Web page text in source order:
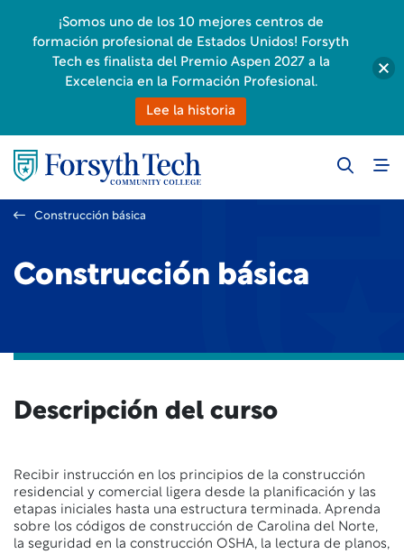
Construcción básica
Construcción básica
Descripción del curso
Recibir instrucción en los principios de la construcción
residencial y comercial ligera desde la planificación y las
etapas iniciales hasta una estructura terminada. Aprenda
sobre los códigos de construcción de Carolina del Norte,
la seguridad en la construcción OSHA, la lectura de planos,
¡Somos uno de los 10 mejores centros de
formación profesional de Estados Unidos! Forsyth
Tech es finalista del Premio Aspen 2027 a la
Excelencia en la Formación Profesional.
Lee la historia